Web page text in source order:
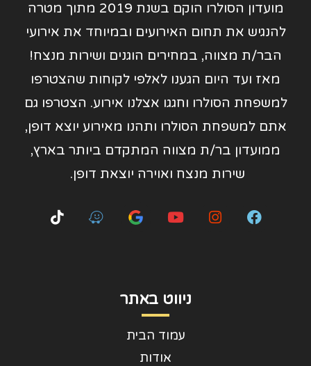
מועדון הסולרו הוקם בשנת 2019 מתוך מטרה
להנגיש את תחום האירועים ובמיוחד את אירועי
הבר/ת מצווה, במחירים הוגנים ושירות מנצח!
מאז ועד היום הגענו לאלפי לקוחות שהצטרפו
למשפחת הסולרו וחגגו אצלנו אירוע. הצטרפו גם
אתם למשפחת הסולרו ותהנו מאירוע יוצא דופן,
ממועדון בר/ת מצווה המתקדם ביותר בארץ,
שירות מנצח ואוירה יוצאת דופן.
ניווט באתר
עמוד הבית
אודות